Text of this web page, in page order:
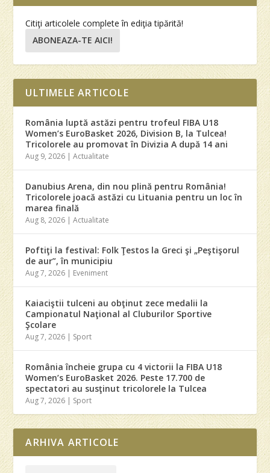
Citiţi articolele complete în ediţia tipărită!
ABONEAZA-TE AICI!
ULTIMELE ARTICOLE
România luptă astăzi pentru trofeul FIBA U18
Women’s EuroBasket 2026, Division B, la Tulcea!
Tricolorele au promovat în Divizia A după 14 ani
Aug 9, 2026 |Actualitate
Danubius Arena, din nou plină pentru România!
Tricolorele joacă astăzi cu Lituania pentru un loc în
marea finală
Aug 8, 2026 |Actualitate
Poftiţi la festival: Folk Ţestos la Greci şi „Peştişorul
de aur”, în municipiu
Aug 7, 2026 | Eveniment
Kaiaciştii tulceni au obţinut zece medalii la
Campionatul Naţional al Cluburilor Sportive
Şcolare
Aug 7, 2026 | Sport
România încheie grupa cu 4 victorii la FIBA U18
Women’s EuroBasket 2026. Peste 17.700 de
spectatori au susţinut tricolorele la Tulcea
Aug 7, 2026 | Sport
ARHIVA ARTICOLE